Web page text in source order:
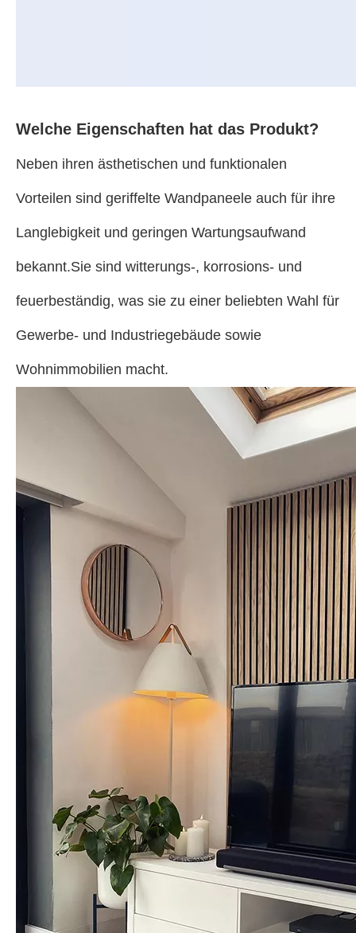
Welche Eigenschaften hat das Produkt?
Neben ihren ästhetischen und funktionalen
Vorteilen sind geriffelte Wandpaneele auch für ihre
Langlebigkeit und geringen Wartungsaufwand
bekannt.Sie sind witterungs-, korrosions- und
feuerbeständig, was sie zu einer beliebten Wahl für
Gewerbe- und Industriegebäude sowie
Wohnimmobilien macht.